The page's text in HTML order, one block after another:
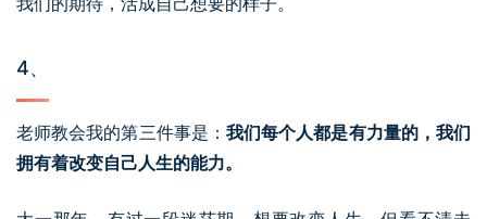
4、
老师教会我的第三件事是： 我们每个人都是有力量的，我们
拥有着改变自己人生的能力。